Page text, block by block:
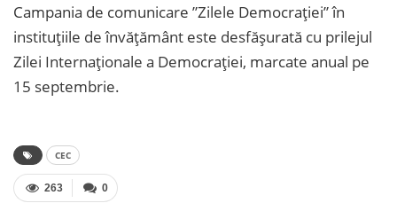
Campania de comunicare ”Zilele Democrației” în
instituțiile de învățământ este desfășurată cu prilejul
Zilei Internaționale a Democrației, marcate anual pe
15 septembrie.
CEC
0
263